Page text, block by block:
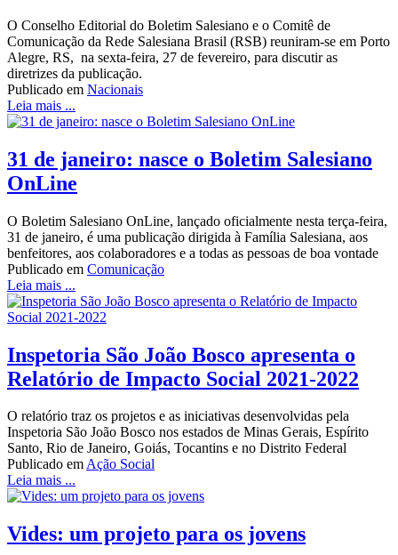
O Conselho Editorial do Boletim Salesiano e o Comitê de
Comunicação da Rede Salesiana Brasil (RSB) reuniram-se em Porto
Alegre, RS, na sexta-feira, 27 de fevereiro, para discutir as
diretrizes da publicação.
Publicado em Nacionais
Leia mais ...
31 de janeiro: nasce o Boletim Salesiano
OnLine
O Boletim Salesiano OnLine, lançado oficialmente nesta terça-feira,
31 de janeiro, é uma publicação dirigida à Família Salesiana, aos
benfeitores, aos colaboradores e a todas as pessoas de boa vontade
Publicado em Comunicação
Leia mais ...
Inspetoria São João Bosco apresenta o
Relatório de Impacto Social 2021-2022
O relatório traz os projetos e as iniciativas desenvolvidas pela
Inspetoria São João Bosco nos estados de Minas Gerais, Espírito
Santo, Rio de Janeiro, Goiás, Tocantins e no Distrito Federal
Publicado emAção Social
Leia mais ...
Vides: um projeto para os jovens